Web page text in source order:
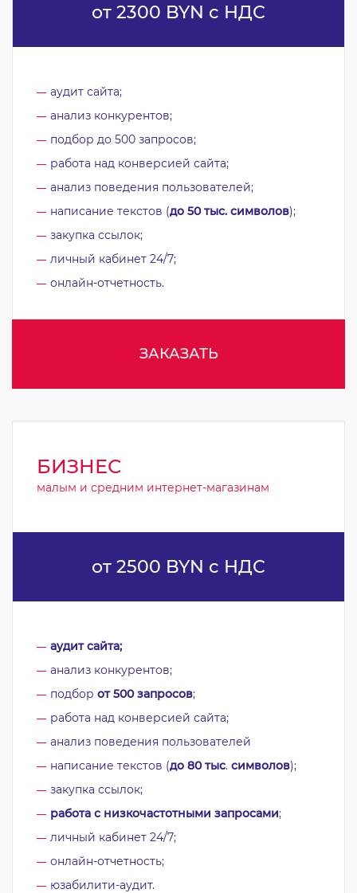
от 2300 BYN с НДС
аудит сайта;
анализ конкурентов;
подбор до 500 запросов;
работа над конверсией сайта;
анализ поведения пользователей;
написание текстов (до 50 тыс. символов);
закупка ссылок;
личный кабинет 24/7;
онлайн-отчетность.
ЗАКАЗАТЬ
БИЗНЕС
малым и средним интернет-магазинам
от 2500 BYN с НДС
аудит сайта;
анализ конкурентов;
подбор от 500 запросов;
работа над конверсией сайта;
анализ поведения пользователей
написание текстов (до 80 тыс. символов);
закупка ссылок;
работа с низкочастотными запросами;
личный кабинет 24/7;
онлайн-отчетность;
юзабилити-аудит.